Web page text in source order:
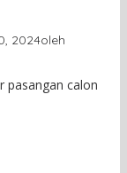
2024oleh
pasangan calon